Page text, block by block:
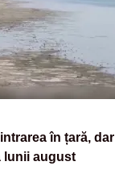
în țară, dar
lunii august